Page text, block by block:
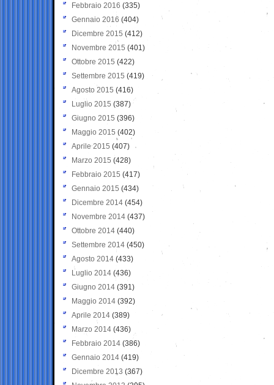
Febbraio 2016 (335)
Gennaio 2016 (404)
Dicembre 2015 (412)
Novembre 2015 (401)
Ottobre 2015 (422)
Settembre 2015 (419)
Agosto 2015 (416)
Luglio 2015 (387)
Giugno 2015 (396)
Maggio 2015 (402)
Aprile 2015 (407)
Marzo 2015 (428)
Febbraio 2015 (417)
Gennaio 2015 (434)
Dicembre 2014 (454)
Novembre 2014 (437)
Ottobre 2014 (440)
Settembre 2014 (450)
Agosto 2014 (433)
Luglio 2014 (436)
Giugno 2014 (391)
Maggio 2014 (392)
Aprile 2014 (389)
Marzo 2014 (436)
Febbraio 2014 (386)
Gennaio 2014 (419)
Dicembre 2013 (367)